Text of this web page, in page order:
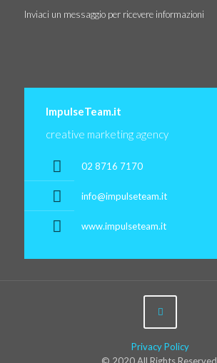
Inviaci un messaggio per ricevere informazioni
ImpulseTeam.it
creative marketing agency
02 8716 7170
info@impulseteam.it
www.impulseteam.it
Privacy Policy